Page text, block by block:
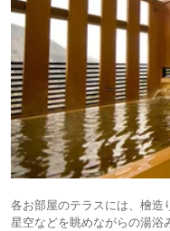
各お部屋のテラスには、檜造
星空などを眺めながらの湯浴